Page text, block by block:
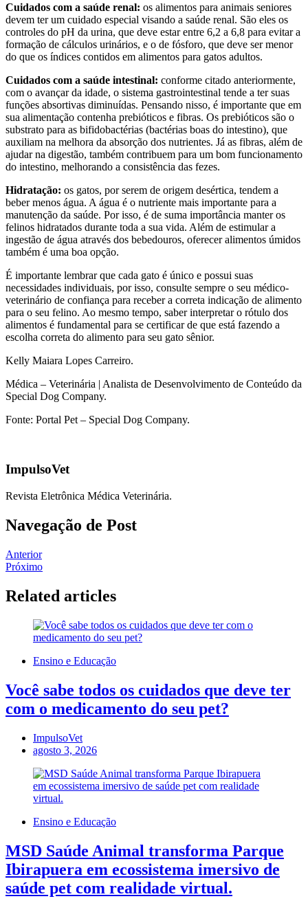
Cuidados com a saúde renal: os alimentos para animais seniores
devem ter um cuidado especial visando a saúde renal. São eles os
controles do pH da urina, que deve estar entre 6,2 a 6,8 para evitar a
formação de cálculos urinários, e o de fósforo, que deve ser menor
do que os índices contidos em alimentos para gatos adultos.
Cuidados com a saúde intestinal: conforme citado anteriormente,
com o avançar da idade, o sistema gastrointestinal tende a ter suas
funções absortivas diminuídas. Pensando nisso, é importante que em
sua alimentação contenha prebióticos e fibras. Os prebióticos são o
substrato para as bifidobactérias (bactérias boas do intestino), que
auxiliam na melhora da absorção dos nutrientes. Já as fibras, além de
ajudar na digestão, também contribuem para um bom funcionamento
do intestino, melhorando a consistência das fezes.
Hidratação: os gatos, por serem de origem desértica, tendem a
beber menos água. A água é o nutriente mais importante para a
manutenção da saúde. Por isso, é de suma importância manter os
felinos hidratados durante toda a sua vida. Além de estimular a
ingestão de água através dos bebedouros, oferecer alimentos úmidos
também é uma boa opção.
É importante lembrar que cada gato é único e possui suas
necessidades individuais, por isso, consulte sempre o seu médico-
veterinário de confiança para receber a correta indicação de alimento
para o seu felino. Ao mesmo tempo, saber interpretar o rótulo dos
alimentos é fundamental para se certificar de que está fazendo a
escolha correta do alimento para seu gato sênior.
Kelly Maiara Lopes Carreiro.
Médica – Veterinária | Analista de Desenvolvimento de Conteúdo da
Special Dog Company.
Fonte: Portal Pet – Special Dog Company.
ImpulsoVet
Revista Eletrônica Médica Veterinária.
Navegação de Post
Anterior
Próximo
Related articles
Ensino e Educação
Você sabe todos os cuidados que deve ter
com o medicamento do seu pet?
ImpulsoVet
agosto 3, 2026
Ensino e Educação
MSD Saúde Animal transforma Parque
Ibirapuera em ecossistema imersivo de
saúde pet com realidade virtual.